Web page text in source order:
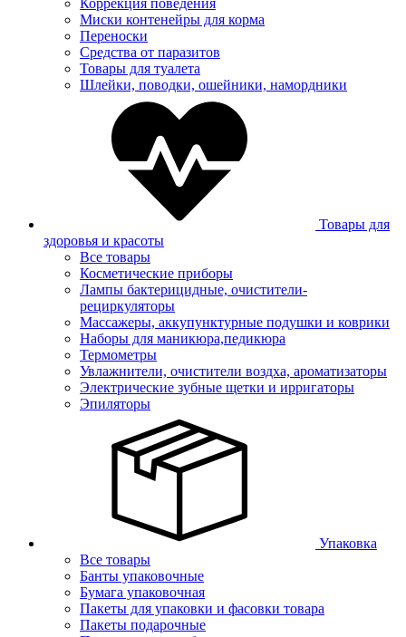
Коррекция поведения
Миски контенейры для корма
Переноски
Средства от паразитов
Товары для туалета
Шлейки, поводки, ошейники, намордники
Товары для
здоровья и красоты
Все товары
Косметические приборы
Лампы бактерицидные, очистители-
рециркуляторы
Массажеры, аккупунктурные подушки и коврики
Наборы для маникюра,педикюра
Термометры
Увлажнители, очистители воздха, ароматизаторы
Электрические зубные щетки и ирригаторы
Эпиляторы
Упаковка
Все товары
Банты упаковочные
Бумага упаковочная
Пакеты для упаковки и фасовки товара
Пакеты подарочные